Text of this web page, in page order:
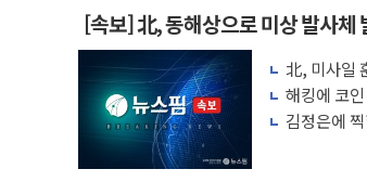
AI 연산은 포항, 전력 저
[속보] 북, 동해상으로 미
한국투자증권, 국내 최
[IPO] 니어스랩 "피지컬
한패스, 월 송금 60만건 돌
李대통령 "청소년 SNS
[속보] 北, 동해상으로 미상 발사체
北, 미사일
해킹에 코
김정은에